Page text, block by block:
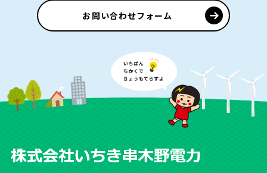
お問い合わせフォーム